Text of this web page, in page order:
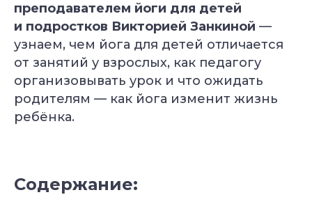
преподавателем йоги для детей
и подростков Викторией Занкиной —
узнаем, чем йога для детей отличается
от занятий у взрослых, как педагогу
организовывать урок и что ожидать
родителям — как йога изменит жизнь
ребёнка.
Содержание: